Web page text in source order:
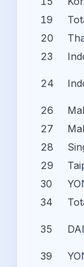
19
20
23
24
26
27
28
29
30
34
35
39